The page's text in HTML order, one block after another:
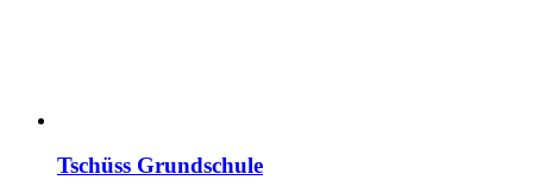
Tschüss Grundschule